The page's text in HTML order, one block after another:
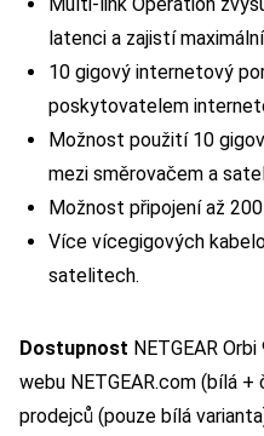
latenci a zajistí
10 gigový internetový
poskytovatelem
Možnost použití 10
mezi směrovačem a
Možnost připojení až
Více vícegigových
satelitech.
Dostupnost NETGEAR
webu NETGEAR.com (bílá
prodejců (pouze bílá